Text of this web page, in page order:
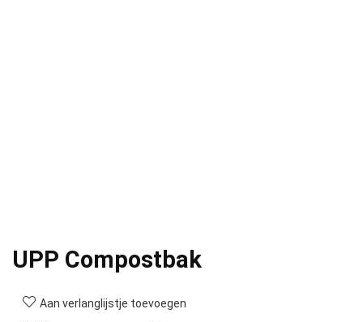
UPP Compostbak
Aan verlanglijstje toevoegen